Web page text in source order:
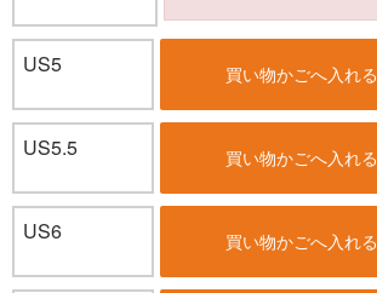
US5 買い物かごへ入れる
US5.5 買い物かごへ入れる
US6 買い物かごへ入れる